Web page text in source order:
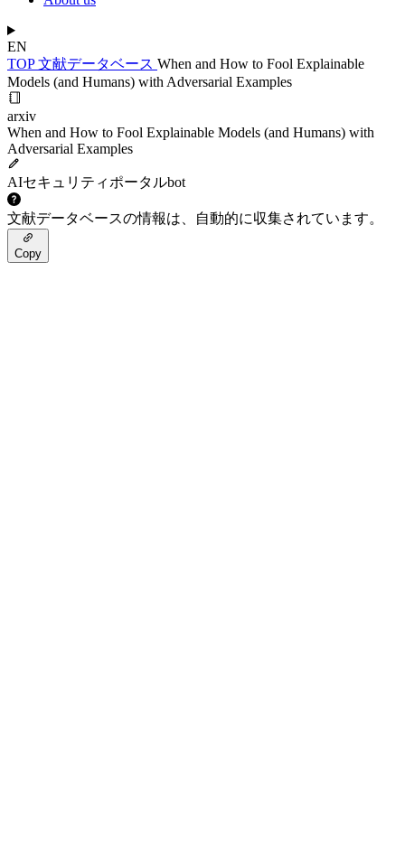
EN
TOP文献データベース When and How to Fool Explainable
Models (and Humans) with Adversarial Examples
arxiv
When and How to Fool Explainable Models (and Humans) with
Adversarial Examples
AIセキュリティポータルbot
文献データベースの情報は、自動的に収集されています。
Copy